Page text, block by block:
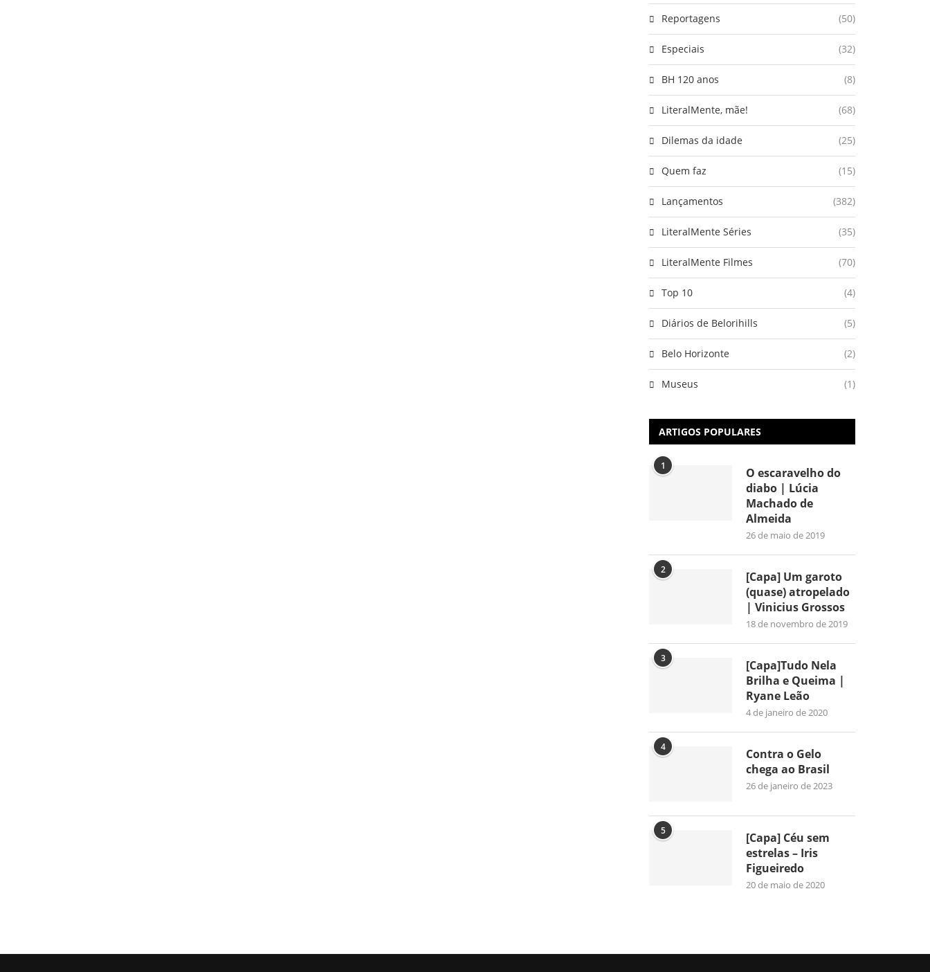
Reportagens (50)
Especiais (32)
BH 120 anos (8)
LiteralMente, mãe! (68)
Dilemas da idade (25)
Quem faz (15)
Lançamentos (382)
LiteralMente Séries (35)
LiteralMente Filmes (70)
Top 10 (4)
Diários de Belorihills (5)
Belo Horizonte (2)
Museus (1)
ARTIGOS POPULARES
1
O escaravelho do
diabo | Lúcia
Machado de
Almeida
26 de maio de 2019
2
[Capa] Um garoto
(quase) atropelado
| Vinicius Grossos
18 de novembro de 2019
3
[Capa]Tudo Nela
Brilha e Queima |
Ryane Leão
4 de janeiro de 2020
4
Contra o Gelo
chega ao Brasil
26 de janeiro de 2023
5
[Capa] Céu sem
estrelas – Iris
Figueiredo
20 de maio de 2020